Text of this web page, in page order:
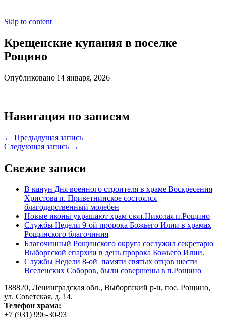
Skip to content
Крещенские купания в поселке
Рощино
Опубликовано 14 января, 2026
Навигация по записям
← Предыдущая запись
Следующая запись →
Свежие записи
В канун Дня военного строителя в храме Воскресения
Христова п. Приветнинское состоялся
благодарственный молебен
Новые иконы украшают храм свят.Николая п.Рощино
Службы Недели 9-ой пророка Божьего Илии в храмах
Рощинского благочиния
Благочинный Рощинского округа сослужил секретарю
Выборгской епархии в день пророка Божьего Илии.
Службы Недели 8-ой памяти святых отцов шести
Вселенских Соборов, были совершены в п.Рощино
188820, Ленинградская обл., Выборгский р-н, пос. Рощино,
ул. Советская, д. 14.
Телефон храма:
+7 (931) 996-30-93